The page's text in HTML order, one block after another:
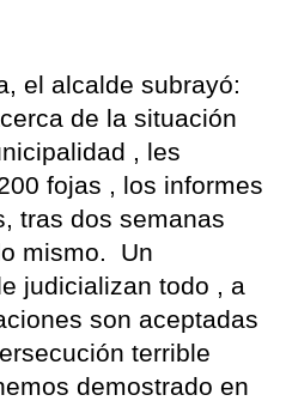
el alcalde subrayó:
de la situación
, les
fojas , los informes
tras dos semanas
mismo. Un
judicializan todo , a
son aceptadas
terrible
demostrado en